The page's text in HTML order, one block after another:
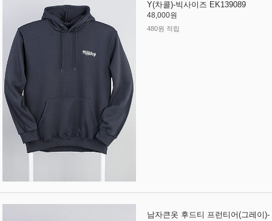
Y(차콜)-빅사이즈 EK139089
48,000원
480원 적립
남자큰옷 후드티 프런티어(그레이)-